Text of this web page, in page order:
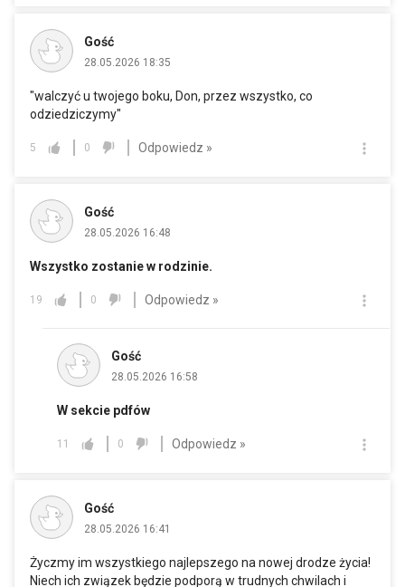
Gość
28.05.2026 18:35
"walczyć u twojego boku, Don, przez wszystko, co
odziedziczymy"
5 0 Odpowiedz »
Gość
28.05.2026 16:48
Wszystko zostanie w rodzinie.
19 0 Odpowiedz »
Gość
28.05.2026 16:58
W sekcie pdfów
11 0 Odpowiedz »
Gość
28.05.2026 16:41
Życzmy im wszystkiego najlepszego na nowej drodze życia!
Niech ich związek będzie podporą w trudnych chwilach i